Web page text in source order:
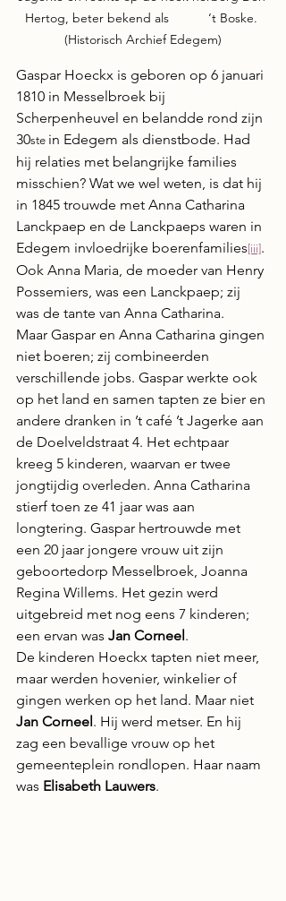
Hertog, beter bekend als           ‘t Boske.
(Historisch Archief Edegem)
Gaspar Hoeckx is geboren op 6 januari
1810 in Messelbroek bij
Scherpenheuvel en belandde rond zijn
30ste in Edegem als dienstbode. Had
hij relaties met belangrijke families
misschien? Wat we wel weten, is dat hij
in 1845 trouwde met Anna Catharina
Lanckpaep en de Lanckpaeps waren in
Edegem invloedrijke boerenfamilies[iii].
Ook Anna Maria, de moeder van Henry
Possemiers, was een Lanckpaep; zij
was de tante van Anna Catharina.
Maar Gaspar en Anna Catharina gingen
niet boeren; zij combineerden
verschillende jobs. Gaspar werkte ook
op het land en samen tapten ze bier en
andere dranken in ’t café ’t Jagerke aan
de Doelveldstraat 4. Het echtpaar
kreeg 5 kinderen, waarvan er twee
jongtijdig overleden. Anna Catharina
stierf toen ze 41 jaar was aan
longtering. Gaspar hertrouwde met
een 20 jaar jongere vrouw uit zijn
geboortedorp Messelbroek, Joanna
Regina Willems. Het gezin werd
uitgebreid met nog eens 7 kinderen;
een ervan was Jan Corneel .
De kinderen Hoeckx tapten niet meer,
maar werden hovenier, winkelier of
gingen werken op het land. Maar niet
Jan Corneel . Hij werd metser. En hij
zag een bevallige vrouw op het
gemeenteplein rondlopen. Haar naam
was Elisabeth Lauwers.